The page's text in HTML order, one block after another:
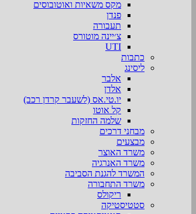
מקס משאיות ואוטובוסים
פנדן
תעבורה
צ׳יינה מוטורס
UTI
כתבות
ליסינג
אלבר
אלדן
יו.טי.אס (לשעבר קרדן רכב)
קל אוטו
שלמה החזקות
מבחני דרכים
מבצעים
משרד האוצר
משרד האנרגיה
המשרד להגנת הסביבה
משרד התחבורה
ריקולס
סטטיסטיקה